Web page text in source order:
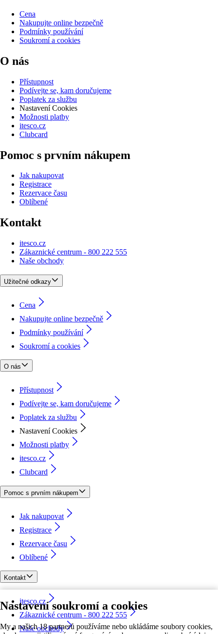
Nastavení soukromí a cookies
My a našich 18 partnerů používáme nebo ukládáme soubory cookies,
Cena
Nakupujte online bezpečně
Podmínky používání
Soukromí a cookies
O nás
Přístupnost
Podívejte se, kam doručujeme
Poplatek za službu
Nastavení Cookies
Možnosti platby
itesco.cz
Clubcard
Pomoc s prvním nákupem
Jak nakupovat
Registrace
Rezervace času
Oblíbené
Kontakt
itesco.cz
Zákaznické centrum - 800 222 555
Naše obchody
Užitečné odkazy
Cena
Nakupujte online bezpečně
Podmínky používání
Soukromí a cookies
O nás
Přístupnost
Podívejte se, kam doručujeme
Poplatek za službu
Nastavení Cookies
Možnosti platby
itesco.cz
Clubcard
Pomoc s prvním nákupem
Jak nakupovat
Registrace
Rezervace času
Oblíbené
Kontakt
itesco.cz
Zákaznické centrum - 800 222 555
Naše obchody